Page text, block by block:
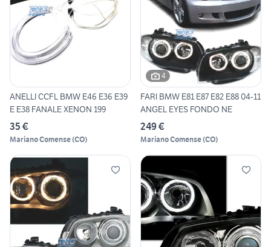
ANELLI CCFL BMW E46 E36 E39
E E38 FANALE XENON 199
35 €
Mariano Comense(CO)
4
FARI BMW E81 E87 E82 E88 04-11
ANGEL EYES FONDO NE
249 €
Mariano Comense(CO)